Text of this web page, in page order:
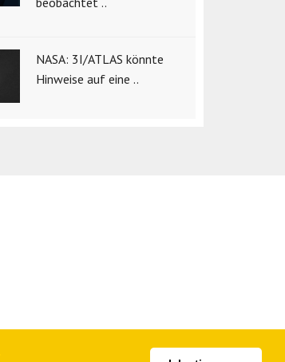
NASA: 3I/ATLAS könnte
Hinweise auf eine ..